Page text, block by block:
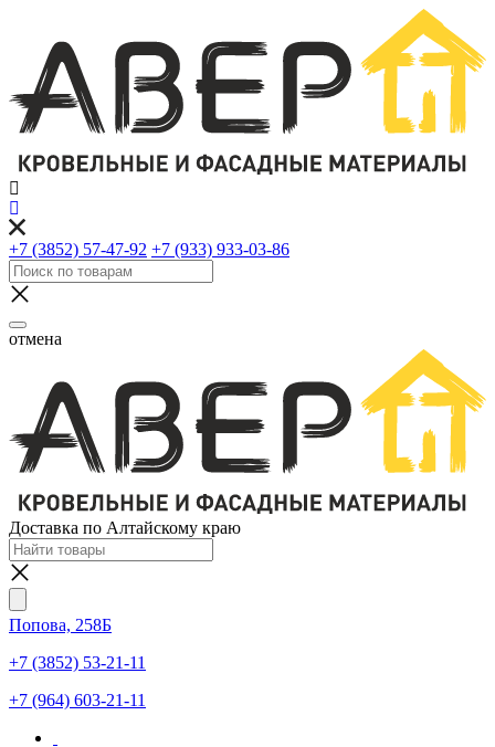
+7 (3852) 57-47-92 +7 (933) 933-03-86
отмена
Доставка по Алтайскому краю
Попова, 258Б
+7 (3852) 53-21-11
+7 (964) 603-21-11